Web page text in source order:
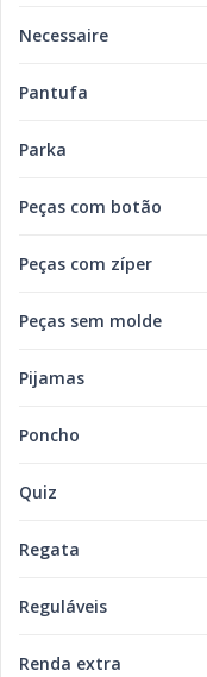
Necessaire
Pantufa
Parka
Peças com botão
Peças com zíper
Peças sem molde
Pijamas
Poncho
Quiz
Regata
Reguláveis
Renda extra